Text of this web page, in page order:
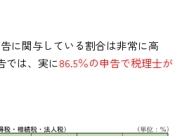
に関与している割合は非常に高
では、実に86.5％の申告で税理士が